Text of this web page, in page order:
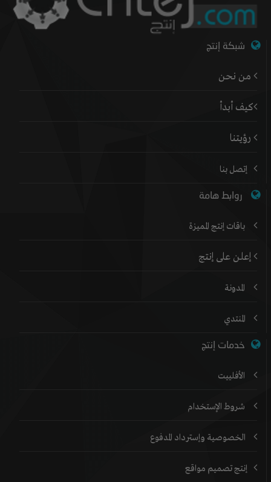
شبكة إنتج
من نحن
كيف أبدأ
رؤيتنا
إتصل بنا
روابط هامة
باقات إنتج المميزة
إعلن على إنتج
المدونة
المنتدي
خدمات إنتج
الأفلييت
شروط الإستخدام
الخصوصية وإسترداد المدفوع
إنتج تصميم مواقع